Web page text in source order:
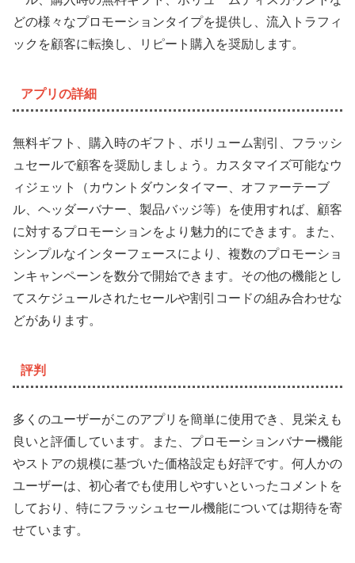
どの様々なプロモーションタイプを提供し、流入トラフィ
ックを顧客に転換し、リピート購入を奨励します。
アプリの詳細
無料ギフト、購入時のギフト、ボリューム割引、フラッシ
ュセールで顧客を奨励しましょう。カスタマイズ可能なウ
ィジェット（カウントダウンタイマー、オファーテーブ
ル、ヘッダーバナー、製品バッジ等）を使用すれば、顧客
に対するプロモーションをより魅力的にできます。また、
シンプルなインターフェースにより、複数のプロモーショ
ンキャンペーンを数分で開始できます。その他の機能とし
てスケジュールされたセールや割引コードの組み合わせな
どがあります。
評判
多くのユーザーがこのアプリを簡単に使用でき、見栄えも
良いと評価しています。また、プロモーションバナー機能
やストアの規模に基づいた価格設定も好評です。何人かの
ユーザーは、初心者でも使用しやすいといったコメントを
しており、特にフラッシュセール機能については期待を寄
せています。